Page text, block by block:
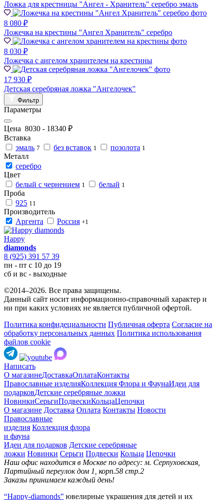
Ложка для крестницы "Ангел - Хранитель" серебро эмаль
8 080 ₽
Ложечка на крестины "Ангел Хранитель" серебро
8 030 ₽
Ложечка с ангелом хранителем на крестины
17 930 ₽
Детская серебряная ложка "Ангелочек"
Фильтр
Параметры
Цена 8030 - 18340 ₽
Вставка
эмаль 7 без вставок 1 позолота 1
Металл
серебро
Цвет
белый с чернением 1 белый 1
Проба
925 11
Производитель
Аргента
Россия +1
Happy
diamonds
8 (925) 391 57 39
пн - пт с 10 до 19
сб и вс - выходные
©2014–2026. Все права защищены.
Данный сайт носит информационно-справочный характер и
ни при каких условиях не является публичной офертой.
Политика конфидециальности Публичная оферта Согласие на
обработку персональных данных Политика использования
файлов cookie
Написать
О магазинеДоставкаОплатаКонтакты
Православные изделияКоллекция Флора и ФаунаИдеи для
подарковДетские серебряные ложки
НовинкиСерьгиПодвескиКольцаЦепочки
О магазине Доставка Оплата Контакты Новости
Православные
изделия Коллекция флора
и фауна
Идеи для подарков Детские серебряные
ложки Новинки Серьги Подвески Кольца Цепочки
Наш офис находится в Москве по адресу: м. Серпуховская,
Партийный переулок дом 1, корп.58 стр.2
Заказы принимаем каждый день!
“Happy-diamonds” ювелирные украшения для детей и их